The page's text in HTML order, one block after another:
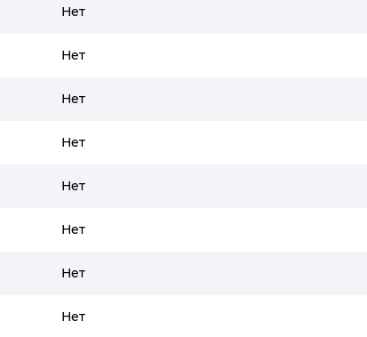
Нет
Нет
Нет
Нет
Нет
Нет
Нет
Нет